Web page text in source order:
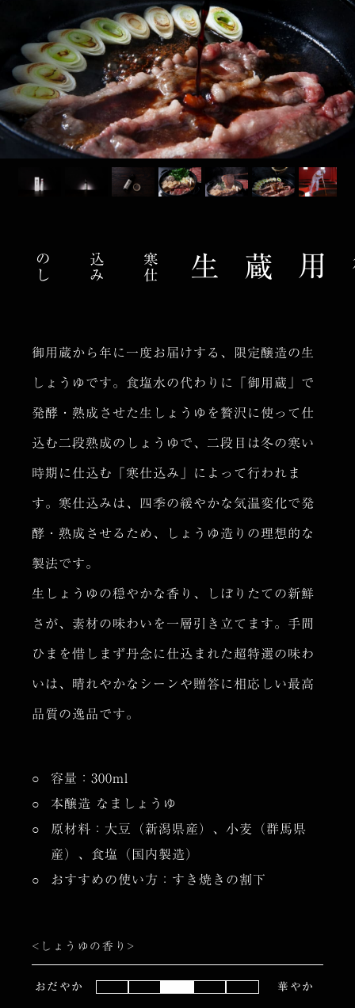
御用蔵生
寒
仕
込
み
の
し
ぼ
り
た
御用蔵から年に一度お届けする、限定醸造の生
しょうゆです。食塩水の代わりに「御用蔵」で
発酵・熟成させた生しょうゆを贅沢に使って仕
込む二段熟成のしょうゆで、二段目は冬の寒い
時期に仕込む「寒仕込み」によって行われま
す。寒仕込みは、四季の緩やかな気温変化で発
酵・熟成させるため、しょうゆ造りの理想的な
製法です。
生しょうゆの穏やかな香り、しぼりたての新鮮
さが、素材の味わいを一層引き立てます。手間
ひまを惜しまず丹念に仕込まれた超特選の味わ
いは、晴れやかなシーンや贈答に相応しい最高
品質の逸品です。
容量：300ml
本醸造 なましょうゆ
原材料：大豆（新潟県産）、小麦（群馬県
産）、食塩（国内製造）
おすすめの使い方：すき焼きの割下
<しょうゆの香り>
おだやか 華やか